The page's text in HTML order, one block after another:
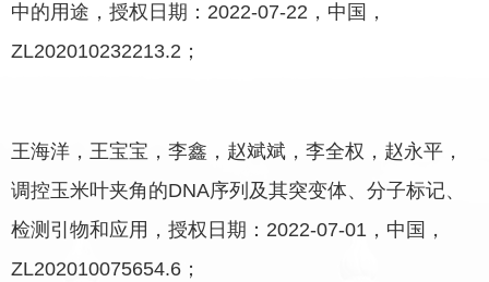
中的用途，授权日期：2022-07-22，中国，
ZL202010232213.2；
王海洋，王宝宝，李鑫，赵斌斌，李全权，赵永平，
调控玉米叶夹角的DNA序列及其突变体、分子标记、
检测引物和应用，授权日期：2022-07-01，中国，
ZL202010075654.6；